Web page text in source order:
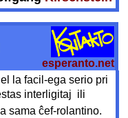
esperanto.net
la facil-ega serio pri
interligitaj  ili
sama ĉef-rolantino.